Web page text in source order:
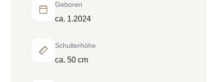
Geboren
ca. 1.2024
Schulterhöhe
ca. 50 cm